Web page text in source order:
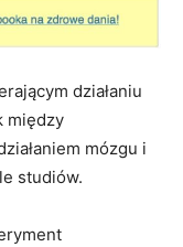
działaniu
między
mózgu i
studiów.